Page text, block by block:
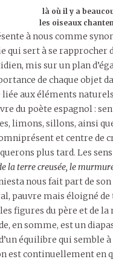
luz
là où il y a
les oiseaux
à nous comme
qui sert à se rapprocher
mis sur un plan
de chaque objet
aux éléments
du poète espagnol :
limons, sillons, ainsi
et centre de
plus tard. Les
la terre creusée, le
nous fait part de
pauvre mais éloigné
figures du père et de la
en somme, est un
équilibre qui semble
est continuellement en